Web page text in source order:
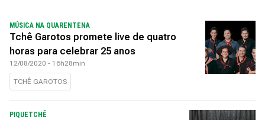
MÚSICA NA QUARENTENA
Tchê Garotos promete live de quatro
horas para celebrar 25 anos
12/08/2020 - 16h28min
TCHÊ GAROTOS
PIQUETCHÊ